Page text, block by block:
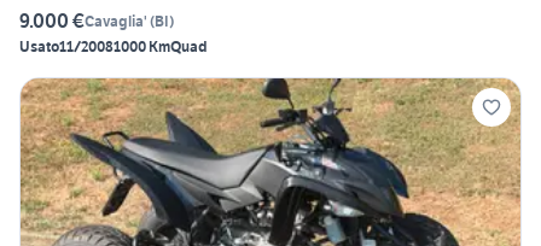
9.000 €Cavaglia' (BI)
Usato11/20081000 KmQuad